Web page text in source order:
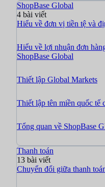
ShopBase Global
4 bài viết
Hiểu về đơn vị tiền tệ và
Hiểu về lợi nhuận đơn
ShopBase Global
Thiết lập Global Markets
Thiết lập tên miền quốc tế
Tổng quan về ShopBase
Thanh toán
13 bài viết
Chuyển đổi giữa thanh